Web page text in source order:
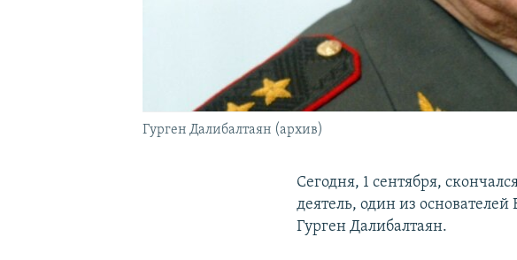
Гурген Далибалтаян (архив)
Сегодня, 1 сентября,
деятель, один из
Гурген Далибалтаян.